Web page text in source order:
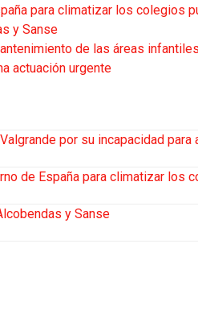
para climatizar los colegios
y Sanse
de las áreas infantiles
actuación urgente
por su incapacidad para
de España para climatizar los
y Sanse